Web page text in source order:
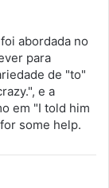
abordada no
para
de "to"
e a
em "I told him
some help.